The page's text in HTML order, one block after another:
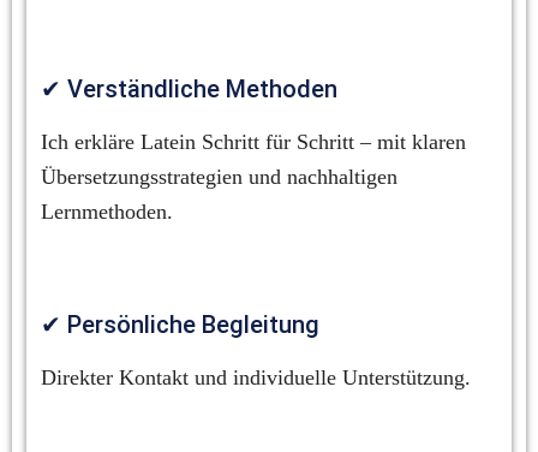
✔ Verständliche Methoden
Ich erkläre Latein Schritt für Schritt – mit klaren
Übersetzungsstrategien und nachhaltigen
Lernmethoden.
✔ Persönliche Begleitung
Direkter Kontakt und individuelle Unterstützung.